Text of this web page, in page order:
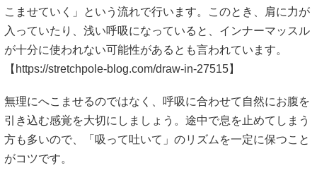
こませていく」という流れで行います。このとき、肩に力が
入っていたり、浅い呼吸になっていると、インナーマッスル
が十分に使われない可能性があるとも言われています。
【 https://stretchpole-blog.com/draw-in-27515】
無理にへこませるのではなく、呼吸に合わせて自然にお腹を
引き込む感覚を大切にしましょう。途中で息を止めてしまう
方も多いので、「吸って吐いて」のリズムを一定に保つこと
がコツです。